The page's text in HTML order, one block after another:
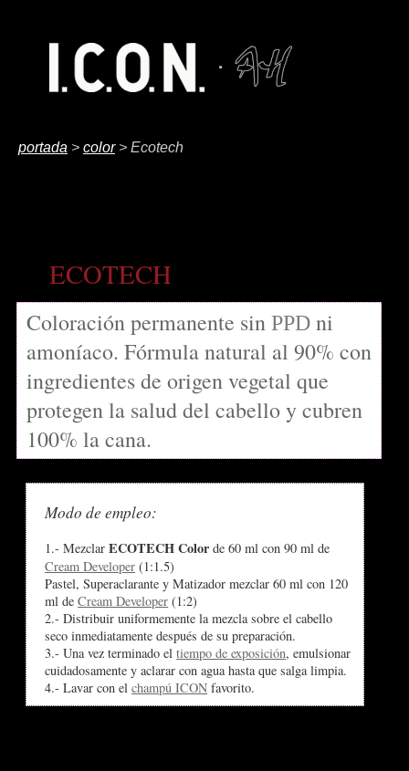
portada > color> Ecotech
ECOTECH
Coloración permanente sin PPD ni
amoníaco. Fórmula natural al 90% con
ingredientes de origen vegetal que
protegen la salud del cabello y cubren
100% la cana.
Modo de empleo:
1.- MezclarECOTECH Color de 60 ml con 90 ml de
Cream Developer (1:1.5)
Pastel, Superaclarante y Matizador mezclar 60 ml con 120
ml deCream Developer (1:2)
2.- Distribuir uniformemente la mezcla sobre el cabello
seco inmediatamente después de su preparación.
3.- Una vez terminado eltiempo de exposición, emulsionar
cuidadosamente y aclarar con agua hasta que salga limpia.
4.- Lavar con elchampú ICON favorito.